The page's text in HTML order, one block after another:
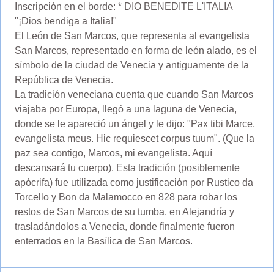
Inscripción en el borde: * DIO BENEDITE L'ITALIA
"¡Dios bendiga a Italia!"
El León de San Marcos, que representa al evangelista
San Marcos, representado en forma de león alado, es el
símbolo de la ciudad de Venecia y antiguamente de la
República de Venecia.
La tradición veneciana cuenta que cuando San Marcos
viajaba por Europa, llegó a una laguna de Venecia,
donde se le apareció un ángel y le dijo: "Pax tibi Marce,
evangelista meus. Hic requiescet corpus tuum". (Que la
paz sea contigo, Marcos, mi evangelista. Aquí
descansará tu cuerpo). Esta tradición (posiblemente
apócrifa) fue utilizada como justificación por Rustico da
Torcello y Bon da Malamocco en 828 para robar los
restos de San Marcos de su tumba. en Alejandría y
trasladándolos a Venecia, donde finalmente fueron
enterrados en la Basílica de San Marcos.